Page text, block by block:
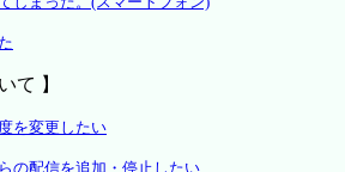
て 】
を変更したい
の配信を追加・停止したい